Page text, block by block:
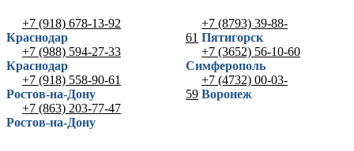
+7 (918) 678-13-92
Краснодар
+7 (988) 594-27-33
Краснодар
+7 (918) 558-90-61
Ростов-на-Дону
+7 (863) 203-77-47
Ростов-на-Дону
+7 (8793) 39-88-
61 Пятигорск
+7 (3652) 56-10-60
Симферополь
+7 (4732) 00-03-
59 Воронеж